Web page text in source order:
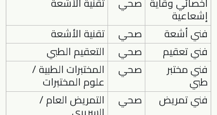
إشعاعية
فني أشعة
صحي
تقنية الأشعة
فني تعقيم
صحي
التعقيم الطبي
فني مختبر
طبي
صحي المختبرات الطبية /
علوم المختبرات
فني تمريض
صحي التمريض العام /